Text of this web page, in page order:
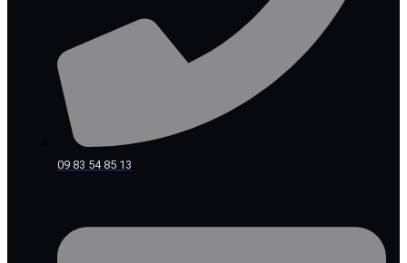
09 83 54 85 13